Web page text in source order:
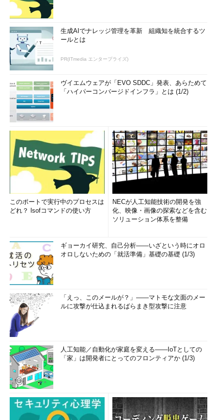
生成AIでナレッジ管理を革新 組織知を統合するツ
ールとは
PR(ITmedia エンタープライズ)
ヴイエムウェアが「EVO SDDC」発表、あらためて
「ハイパーコンバージドインフラ」とは (1/2)
このポートで実行中のプロセスは
どれ？ lsofコマンドの使い方
NECが人工知能技術の開発を強
化、映像・画像の探索などを含む
ソリューション体系を整備
ギョーカイ研究、自己分析――いざという時にオロ
オロしないための「就活準備」基礎の基礎 (1/3)
「えっ、このメールが？」――マトモな文面のメー
ルに攻撃が仕込まれるばらまき型攻撃に注意
人工知能／自動化が家庭を変える――IoTとしての
「家」は開発者にとってのフロンティアか (1/3)